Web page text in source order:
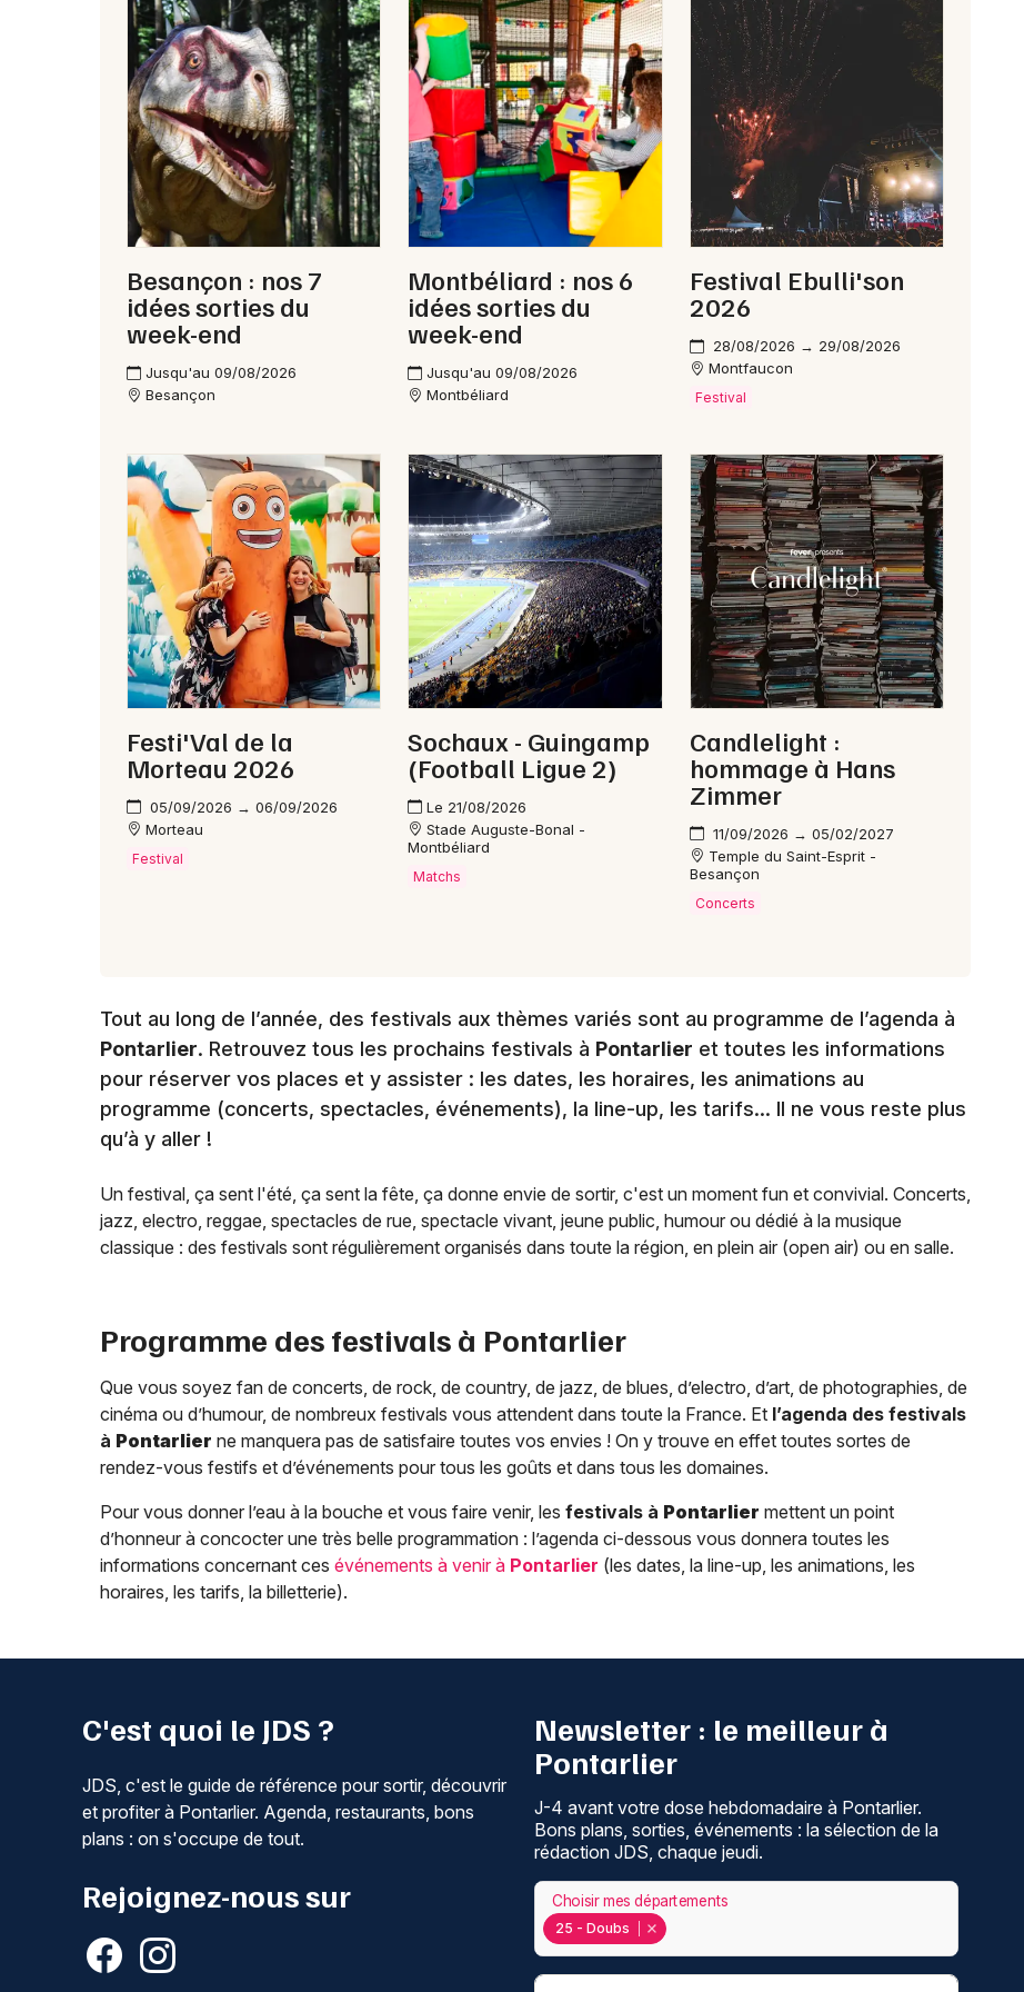
Newsletter des sorties
Artistes en tournée
Actus à Pontarlier
Magazine à Pontarlier
25 - Doubs
Choisir mes départements
Mon email
Je m'abonne
Besançon : nos 7
idées sorties du
week-end
Jusqu'au 09/08/2026
Besançon
Montbéliard : nos 6
idées sorties du
week-end
Jusqu'au 09/08/2026
Montbéliard
Festival Ebulli'son
2026
28/08/2026 → 29/08/2026
Montfaucon
Festival
Festi'Val de la
Morteau 2026
05/09/2026 → 06/09/2026
Morteau
Festival
Sochaux - Guingamp
(Football Ligue 2)
Le 21/08/2026
Stade Auguste-Bonal -
Montbéliard
Matchs
Candlelight :
hommage à Hans
Zimmer
11/09/2026 → 05/02/2027
Temple du Saint-Esprit -
Besançon
Concerts
Tout au long de l’année, des festivals aux thèmes variés sont au programme de l’agenda à
Pontarlier. Retrouvez tous les prochains festivals à Pontarlier et toutes les informations
pour réserver vos places et y assister : les dates, les horaires, les animations au
programme (concerts, spectacles, événements), la line-up, les tarifs… Il ne vous reste plus
qu’à y aller !
Un festival, ça sent l'été, ça sent la fête, ça donne envie de sortir, c'est un moment fun et convivial. Concerts,
jazz, electro, reggae, spectacles de rue, spectacle vivant, jeune public, humour ou dédié à la musique
classique : des festivals sont régulièrement organisés dans toute la région, en plein air (open air) ou en salle.
Programme des festivals à Pontarlier
Que vous soyez fan de concerts, de rock, de country, de jazz, de blues, d’electro, d’art, de photographies, de
cinéma ou d’humour, de nombreux festivals vous attendent dans toute la France. Et l’agenda des festivals
à Pontarlier ne manquera pas de satisfaire toutes vos envies ! On y trouve en effet toutes sortes de
rendez-vous festifs et d’événements pour tous les goûts et dans tous les domaines.
Pour vous donner l’eau à la bouche et vous faire venir, les festivals à Pontarlier mettent un point
d’honneur à concocter une très belle programmation : l’agenda ci-dessous vous donnera toutes les
informations concernant ces événements à venir à Pontarlier (les dates, la line-up, les animations, les
horaires, les tarifs, la billetterie).
C'est quoi le JDS ?
JDS, c'est le guide de référence pour sortir, découvrir
et profiter à Pontarlier. Agenda, restaurants, bons
plans : on s'occupe de tout.
Rejoignez-nous sur
Newsletter : le meilleur à
Pontarlier
J-4 avant votre dose hebdomadaire à Pontarlier.
Bons plans, sorties, événements : la sélection de la
rédaction JDS, chaque jeudi.
25 - Doubs
Choisir mes départements